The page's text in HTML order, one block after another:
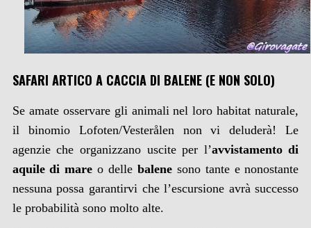
SAFARI ARTICO A CACCIA DI BALENE (E NON SOLO)
Se amate osservare gli animali nel loro habitat naturale,
il binomio Lofoten/Vesterålen non vi deluderà! Le
agenzie che organizzano uscite per l’avvistamento di
aquile di mare o delle balenesono tante e nonostante
nessuna possa garantirvi che l’escursione avrà successo
le probabilità sono molto alte.